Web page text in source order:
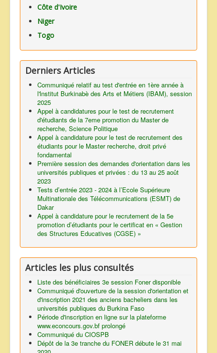
Côte d'Ivoire
Niger
Togo
Derniers Articles
Communiqué relatif au test d'entrée en 1ère année à
l'lnstitut Burkinabè des Arts et Métiers (IBAM), session
2025
Appel à candidatures pour le test de recrutement
d'étudiants de la 7eme promotion du Master de
recherche, Science Politique
Appel à candidature pour le test de recrutement des
étudiants pour le Master recherche, droit privé
fondamental
Première session des demandes d'orientation dans les
universités publiques et privées : du 13 au 25 août
2023
Tests d’entrée 2023 - 2024 à l’Ecole Supérieure
Multinationale des Télécommunications (ESMT) de
Dakar
Appel à candidature pour le recrutement de la 5e
promotion d’étudiants pour le certificat en « Gestion
des Structures Educatives (CGSE) »
Articles les plus consultés
Liste des bénéficiaires 3e session Foner disponible
Communiqué d'ouverture de la session d'orientation et
d'inscription 2021 des anciens bacheliers dans les
universités publiques du Burkina Faso
Période d'inscription en ligne sur la plateforme
www.econcours.gov.bf prolongé
Communiqué du CIOSPB
Dépôt de la 3e tranche du FONER débute le 31 mai